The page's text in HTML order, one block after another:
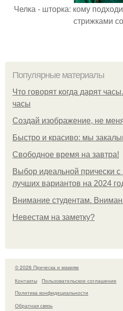
Челка - шторка: кому
стрижками
Популярные материалы
Что говорят когда дарят
часы
Создай изображение, не
Быстро и красиво: мы
Свободное время на завтра!
Выбор идеальной прически с
лучших вариантов на 2024
Внимание студентам.
Невестам на заметку?
© 2026 Прическа и макияж
Контакты
Пользовательское соглашение
Политика конфидециальности
Обратная связь